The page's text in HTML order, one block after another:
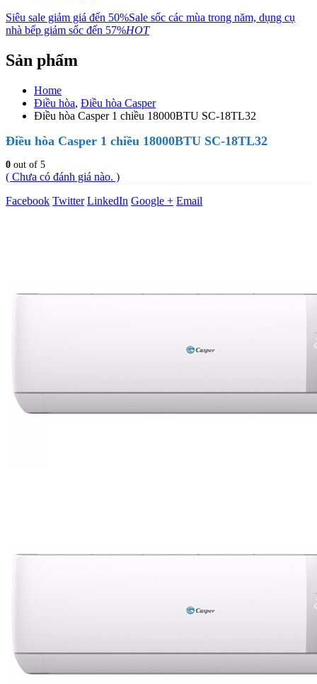
Siêu sale giảm giá đến 50%Sale sốc các mùa trong năm, dụng cụ
nhà bếp giảm sốc đến 57%HOT
Sản phẩm
Home
Điều hòa, Điều hòa Casper
Điều hòa Casper 1 chiều 18000BTU SC-18TL32
Điều hòa Casper 1 chiều 18000BTU SC-18TL32
0 out of 5
( Chưa có đánh giá nào. )
Facebook Twitter LinkedIn Google + Email